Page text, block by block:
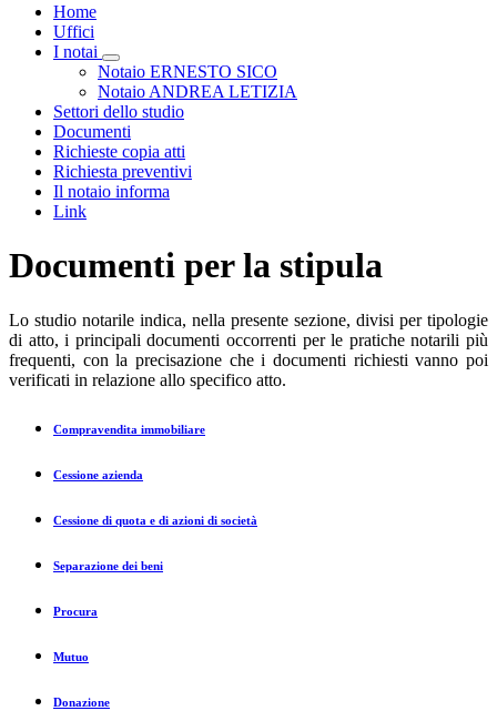
Home
Uffici
I notai
Visualizza menù di secondo livello
Notaio ERNESTO SICO
Notaio ANDREA LETIZIA
Settori dello studio
Documenti
Richieste copia atti
Richiesta preventivi
Il notaio informa
Link
Documenti per la stipula
Lo studio notarile indica, nella presente sezione, divisi per tipologie
di atto, i principali documenti occorrenti per le pratiche notarili più
frequenti, con la precisazione che i documenti richiesti vanno poi
verificati in relazione allo specifico atto.
Compravendita immobiliare
Cessione azienda
Cessione di quota e di azioni di società
Separazione dei beni
Procura
Mutuo
Donazione